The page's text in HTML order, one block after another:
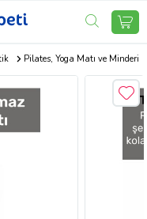
Pilates, Yoga Matı ve Minderi